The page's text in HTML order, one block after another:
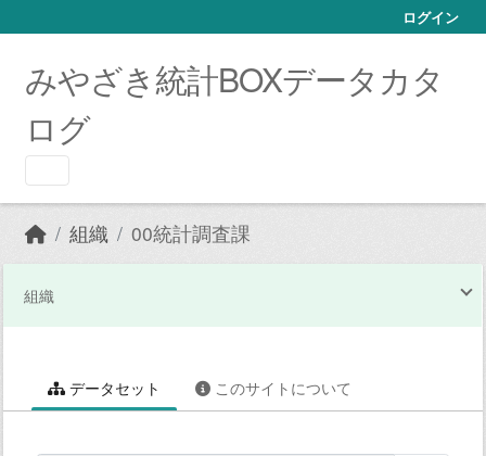
ログイン
みやざき統計BOXデータカタ
ログ
組織 00統計調査課
組織
データセット このサイトについて